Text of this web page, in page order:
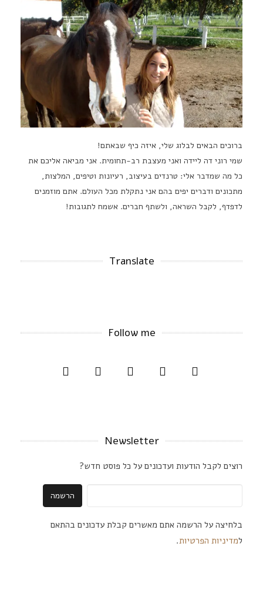
ברוכים הבאים לבלוג שלי, איזה כיף שבאתם!
שמי רוני דה ליידה ואני מעצבת רב-תחומית. אני מביאה אליכם את
כל מה שמדבר אלי: טרנדים בעיצוב, רעיונות וטיפים, המלצות,
מתכונים ודברים יפים בהם אני נתקלת מכל העולם. אתם מוזמנים
לדפדף, לקבל השראה, ולשתף חברים. אשמח לתגובות!
Translate
Follow me
Newsletter
רוצים לקבל הודעות ועדכונים על כל פוסט חדש?
בלחיצה על הרשמה אתם מאשרים קבלת עדכונים בהתאם
למדיניות הפרטיות.